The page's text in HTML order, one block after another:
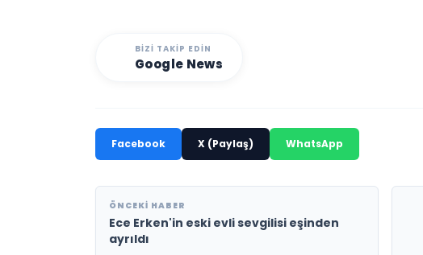
BIZI TAKIP EDIN
Google News
Facebook X (Paylaş) WhatsApp
ÖNCEKI HABER
Ece Erken'in eski evli sevgilisi eşinden
ayrıldı